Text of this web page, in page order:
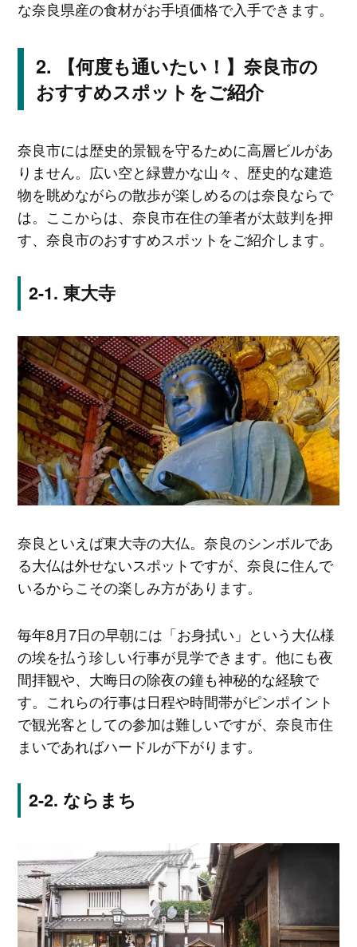
な奈良県産の食材がお手頃価格で入手できます。
【何度も通いたい！】奈良市の
おすすめスポットをご紹介
奈良市には歴史的景観を守るために高層ビルがあ
りません。広い空と緑豊かな山々、歴史的な建造
物を眺めながらの散歩が楽しめるのは奈良ならで
は。ここからは、奈良市在住の筆者が太鼓判を押
す、奈良市のおすすめスポットをご紹介します。
東大寺
奈良といえば東大寺の大仏。奈良のシンボルであ
る大仏は外せないスポットですが、奈良に住んで
いるからこその楽しみ方があります。
毎年8月7日の早朝には「お身拭い」という大仏様
の埃を払う珍しい行事が見学できます。他にも夜
間拝観や、大晦日の除夜の鐘も神秘的な経験で
す。これらの行事は日程や時間帯がピンポイント
で観光客としての参加は難しいですが、奈良市住
まいであればハードルが下がります。
ならまち